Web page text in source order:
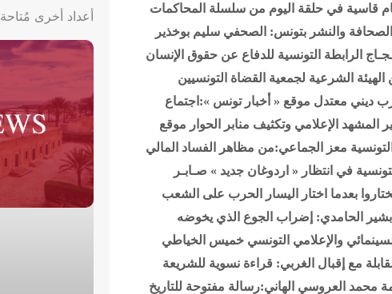
قاسية في حلقة اليوم من سلسلة المحاكمات
والنشر بتونس: الصحفي سليم بوخذير
الرابطة التونسية للدفاع عن حقوق الإنسان
الشرعية لجمعية القضاة التونسيين
ديني معتدل موقع « أخبار تونس »:اجتماع
الإعلامي وتكثيف منابر الحوار موقع
معز الجماعي:من مظاهر الفساد المالي
في انتظار « اردوغان جديد » صـابـر
بعدما اختار اليسار الحرب على الشعب
بشير الحامدي: إضراب الجوع الذي يخوضه
والإعلامي التونسي خميس الخياطي
مع إقبال الغربي: قراءة نسوية للشريعة
محمد العروسي الهاني:رسالة مفتوحة للتاريخ
أعداد أخرى مُتاحة